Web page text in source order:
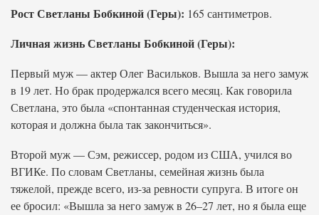
Рост Светланы Бобкиной (Геры): 165 сантиметров.
Личная жизнь Светланы Бобкиной (Геры):
Первый муж — актер Олег Васильков. Вышла за него замуж
в 19 лет. Но брак продержался всего месяц. Как говорила
Светлана, это была «спонтанная студенческая история,
которая и должна была так закончиться».
Второй муж — Сэм, режиссер, родом из США, учился во
ВГИКе. По словам Светланы, семейная жизнь была
тяжелой, прежде всего, из-за ревности супруга. В итоге он
ее бросил: «Вышла за него замуж в 26–27 лет, но я была еще